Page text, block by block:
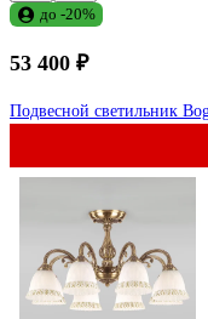
до -20%
53 400 ₽
Подвесной светильник